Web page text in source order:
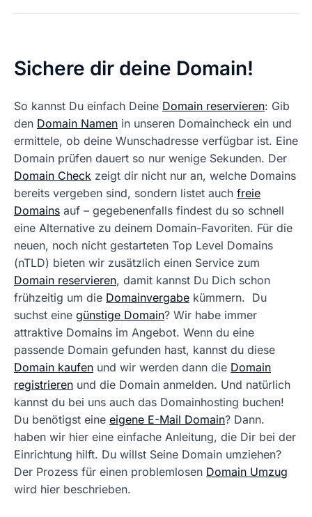
Sichere dir deine Domain!
So kannst Du einfach Deine Domain reservieren: Gib
den Domain Namen in unseren Domaincheck ein und
ermittele, ob deine Wunschadresse verfügbar ist. Eine
Domain prüfen dauert so nur wenige Sekunden. Der
Domain Check zeigt dir nicht nur an, welche Domains
bereits vergeben sind, sondern listet auch freie
Domains auf – gegebenenfalls findest du so schnell
eine Alternative zu deinem Domain-Favoriten. Für die
neuen, noch nicht gestarteten Top Level Domains
(nTLD) bieten wir zusätzlich einen Service zum
Domain reservieren, damit kannst Du Dich schon
frühzeitig um die Domainvergabe kümmern. Du
suchst eine günstige Domain? Wir habe immer
attraktive Domains im Angebot. Wenn du eine
passende Domain gefunden hast, kannst du diese
Domain kaufen und wir werden dann die Domain
registrieren und die Domain anmelden. Und natürlich
kannst du bei uns auch das Domainhosting buchen!
Du benötigst eine eigene E-Mail Domain? Dann.
haben wir hier eine einfache Anleitung, die Dir bei der
Einrichtung hilft. Du willst Seine Domain umziehen?
Der Prozess für einen problemlosen Domain Umzug
wird hier beschrieben.